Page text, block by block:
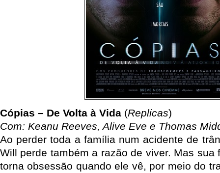
Cópias – De Volta à Vida (Replicas)
Com: Keanu Reeves, Alive Eve e Thomas
Ao perder toda a família num acidente de
Will perde também a razão de viver. Mas sua
torna obsessão quando ele vê, por meio do